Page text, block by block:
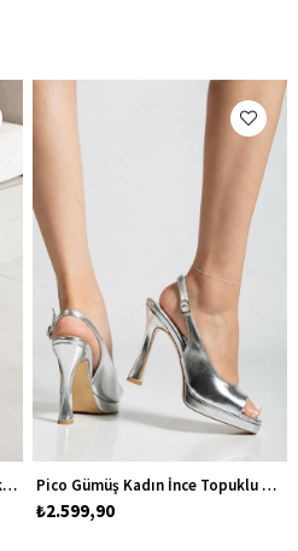
Pico Ten Saten Kadın İnce Topuklu Platform Abiye Ayakkabı Pico Gümüş Kadın İnce Topuklu Platform Abiye Ayakkabı
₺2.599,90